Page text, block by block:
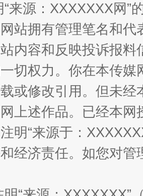
赛在茂县开幕 规模
园优化重塑工作
来源：XXXXXXX网”
站拥有管理笔名和
内容和反映投诉报
切权力。你在本传
或修改引用。但未
上述作品。已经本
明“来源于：
经济责任。如您对